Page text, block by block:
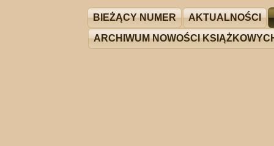
BIEŻĄCY NUMER AKTUALNOŚCI
ARCHIWUM NOWOŚCI